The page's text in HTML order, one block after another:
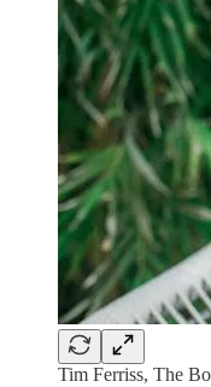
Tim Ferriss, The